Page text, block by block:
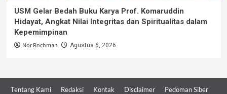
USM Gelar Bedah Buku Karya Prof. Komaruddin
Hidayat, Angkat Nilai Integritas dan Spiritualitas dalam
Kepemimpinan
Nor Rochman Agustus 6, 2026
Tentang Kami Redaksi Kontak Disclaimer
Pedoman Siber